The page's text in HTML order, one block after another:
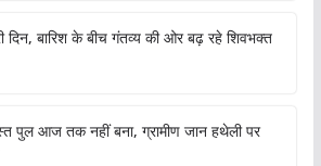
दिन, बारिश के बीच गंतव्य की ओर बढ़ रहे शिवभक्त
पुल आज तक नहीं बना, ग्रामीण जान हथेली पर